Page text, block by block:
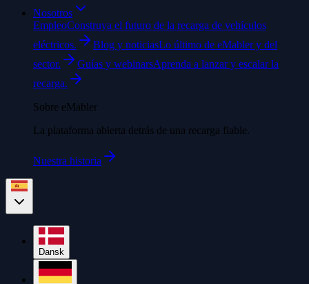
Nosotros
EmpleoConstruya el futuro de la recarga de vehículos
eléctricos.
Blog y noticiasLo último de eMabler y del
sector.
Guías y webinarsAprenda a lanzar y escalar la
recarga.
Sobre eMabler
La plataforma abierta detrás de una recarga fiable.
Nuestra historia
Dansk